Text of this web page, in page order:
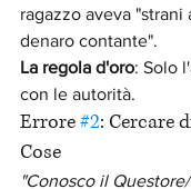
ragazzo aveva "strani
denaro contante".
La regola d'oro: Solo
con le autorità.
Errore #2: Cercare
Cose
"Conosco il